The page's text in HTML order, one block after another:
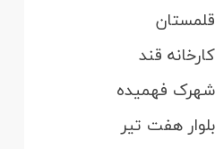
قند
فهمیده
هفت تیر